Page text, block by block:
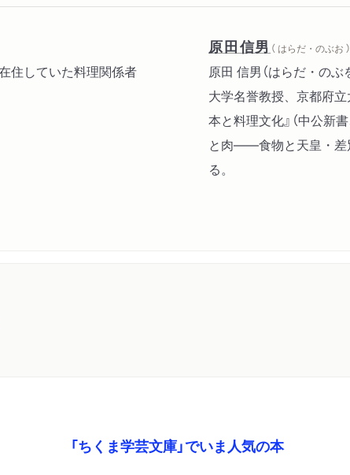
／大根糠漬／袋玉子／ず
／花菱粥／生姜松茸／洲
／観音経／葛吸物／浮麩
鯛／鮑丸焼／錦柚餅子／
汁／土蔵煮／利休醤／錦
漬／浜叩き／熊谷田楽／
どり／早葛切り／蘭花／
漬鱈／鯛の子籠／海苔柚
茶羅漬／茶巾豆腐／早独
／定家蒲鉾／蘇子酒／塩
住していた料理関係者
原田信男 （ はらだ・のぶお ）
原田 信男（はらだ・の
大学名誉教授、京都府
本と料理文化』（中公新
と肉――食物と天皇・差
る。
「ちくま学芸文庫」でいま人気の本